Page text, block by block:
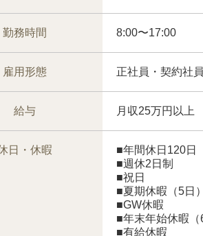
勤務時間 8:00〜17:00
雇用形態 正社員・契約社員
給与 月収25万円以上
日・休暇
■年間休日120日
■週休2日制
■祝日
■夏期休暇（5日）
■GW休暇
■年末年始休暇（
■有給休暇